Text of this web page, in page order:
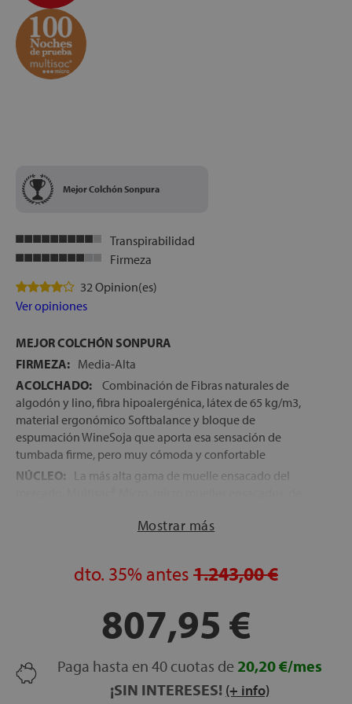
Mejor Colchón Sonpura
Transpirabilidad
Firmeza
32 Opinion(es)
Ver opiniones
MEJOR COLCHÓN SONPURA
FIRMEZA: Media-Alta
ACOLCHADO:
Combinación de Fibras naturales de
algodón y lino, fibra hipoalergénica, látex de 65 kg/m3,
material ergonómico Softbalance y bloque de
espumación WineSoja que aporta esa sensación de
tumbada firme, pero muy cómoda y confortable
NÚCLEO: La más alta gama de muelle ensacado del
de presiones superior. Esta configuración, permite una
presión adecuada para un descanso más relajante y
TEJIDO CON VISCOSA: La Viscosa es una fibra ecológica
e hipoalergénica, de tacto seda, que posee unas
de la humedad corporal, creando una barrera que evita la
proliferación de bacterias y ácaros en la superficie del
Mostrar más
dto. 35% antes 1.243,00 €
807,95 €
Paga hasta en 40 cuotas de 20,20 €/mes
¡SIN INTERESES! (+ info)